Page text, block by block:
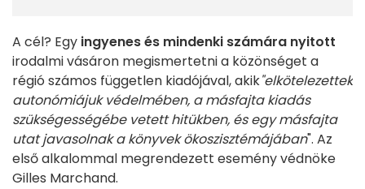
A cél? Egy ingyenes és mindenki számára nyitott
irodalmi vásáron megismertetni a közönséget a
régió számos független kiadójával, akik"elkötelezettek
autonómiájuk védelmében, a másfajta kiadás
szükségességébe vetett hitükben, és egy másfajta
utat javasolnak a könyvek ökoszisztémájában". Az
első alkalommal megrendezett esemény védnöke
Gilles Marchand.